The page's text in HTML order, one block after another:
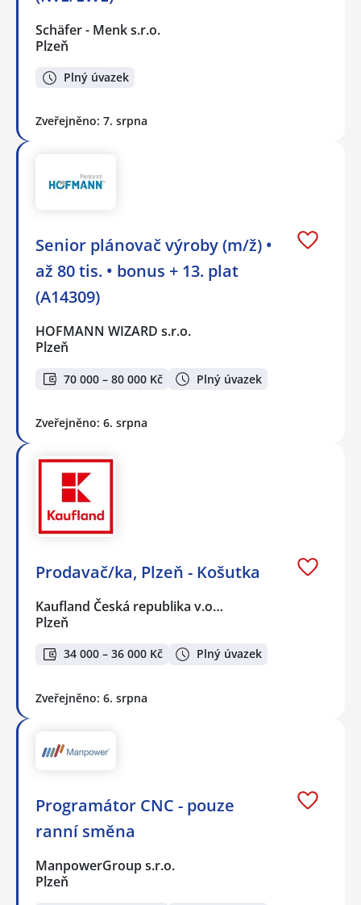
Schäfer - Menk s.r.o.
Plzeň
Plný úvazek
Zveřejněno: 7. srpna
Senior plánovač výroby (m/ž) •
až 80 tis. • bonus + 13. plat
(A14309)
HOFMANN WIZARD s.r.o.
Plzeň
70 000 – 80 000 Kč Plný úvazek
Zveřejněno: 6. srpna
Prodavač/ka, Plzeň - Košutka
Kaufland Česká republika v.o…
Plzeň
34 000 – 36 000 Kč Plný úvazek
Zveřejněno: 6. srpna
Programátor CNC - pouze
ranní směna
ManpowerGroup s.r.o.
Plzeň